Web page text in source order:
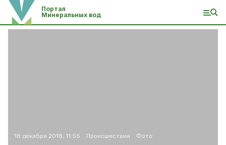
Портал
Минеральных вод
18 декабря 2018, 11:55 Происшествия Фото: